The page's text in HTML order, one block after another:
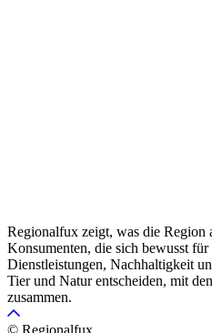
Regionalfux zeigt, was die Region
Konsumenten, die sich bewusst
Dienstleistungen, Nachhaltigkeit
Tier und Natur entscheiden, mit
zusammen.